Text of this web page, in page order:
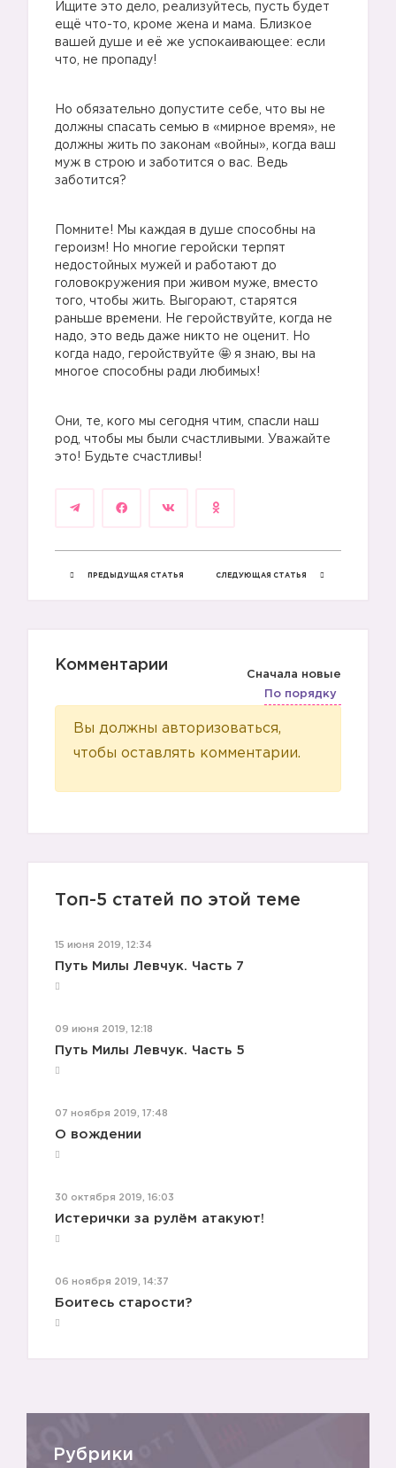
Ищите это дело, реализуйтесь, пусть будет
ещё что-то, кроме жена и мама. Близкое
вашей душе и её же успокаивающее: если
что, не пропаду!
Но обязательно допустите себе, что вы не
должны спасать семью в «мирное время», не
должны жить по законам «войны», когда ваш
муж в строю и заботится о вас. Ведь
заботится?
Помните! Мы каждая в душе способны на
героизм! Но многие геройски терпят
недостойных мужей и работают до
головокружения при живом муже, вместо
того, чтобы жить. Выгорают, старятся
раньше времени. Не геройствуйте, когда не
надо, это ведь даже никто не оценит. Но
когда надо, геройствуйте 🤩 я знаю, вы на
многое способны ради любимых!
Они, те, кого мы сегодня чтим, спасли наш
род, чтобы мы были счастливыми. Уважайте
это! Будьте счастливы!
ПРЕДЫДУЩАЯ СТАТЬЯ СЛЕДУЮЩАЯ СТАТЬЯ
Комментарии
Сначала новые
По порядку
Вы должны авторизоваться,
чтобы оставлять комментарии.
Топ-5 статей по этой теме
15 июня 2019, 12:34
Путь Милы Левчук. Часть 7
09 июня 2019, 12:18
Путь Милы Левчук. Часть 5
07 ноября 2019, 17:48
О вождении
30 октября 2019, 16:03
Истерички за рулём атакуют!
06 ноября 2019, 14:37
Боитесь старости?
Рубрики